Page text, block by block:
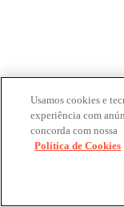
Usamos cookies e
experiência com
concorda com nossa
Política de Cookies